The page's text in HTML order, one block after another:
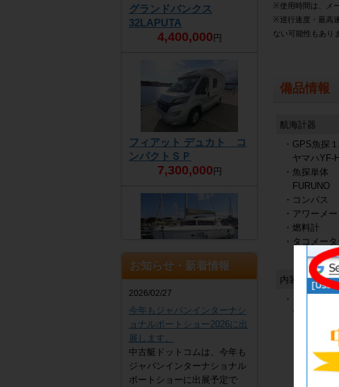
グランドバンクス
32LAPUTA
4,400,000 円
フィアット デュカト コ
ンパクトＳＰ
7,300,000 円
商談中
お知らせ・新着情報
2026/02/27
今年もジャパンインターナシ
ョナルボートショー2026に出
展します。
中古艇ドットコムは、今年も
ジャパンインターナショナル
ボートショーに出展予定で
※使用時間は、メ
※巡行速度・最高
ない可能性もあり
備品情報
航海計器
・GPS魚探１
ヤマハYF-
・魚探単体
FURUNO
・コンパス
・アワーメ
・燃料計
・タコメー
内装品
・トイレ
電動式